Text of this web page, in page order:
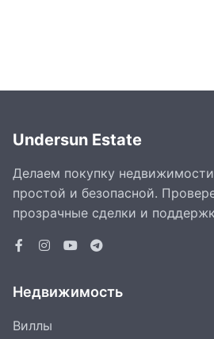
Undersun Estate
Делаем покупку
простой и безопасной.
прозрачные сделки и
Недвижимость
Виллы